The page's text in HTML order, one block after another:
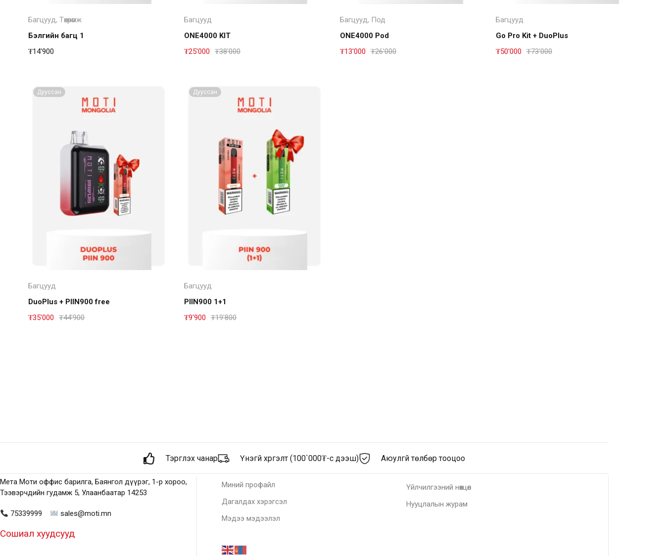
Багцууд, Төхөөрөмж
Бэлгийн багц 1
₮14'900
Багцууд
ONE4000 KIT
₮38'000
₮25'000
Багцууд, Под
ONE4000 Pod
₮26'000
₮13'000
Багцууд
Go Pro Kit + DuoPlus
₮73'000
₮50'000
Дууссан
Багцууд
DuoPlus + PIIN900 free
₮44'900
₮35'000
Дууссан
Багцууд
PIIN900 1+1
₮19'800
₮9'900
Тэргүүлэх чанар Үнэгүй хүргэлт (100`000₮-с дээш) Аюулгүй төлбөр тооцоо
Мета Моти оффис барилга, Баянгол дүүрэг, 1-р хороо,
Тээвэрчдийн гудамж 5, Улаанбаатар 14253
75339999 sales@moti.mn
Сошиал хуудсууд
Миний профайл
Дагалдах хэрэгсэл
Мэдээ мэдээлэл
Үйлчилгээний нөхцөл
Нууцлалын журам